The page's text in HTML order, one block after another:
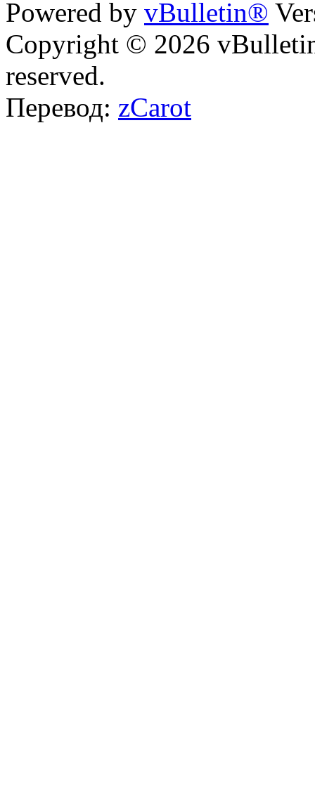
Powered by vBulletin®
Copyright © 2026
reserved.
Перевод: zCarot